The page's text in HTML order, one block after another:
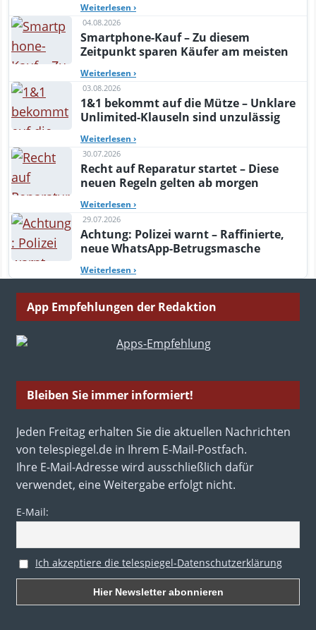
Weiterlesen ›
04.08.2026
Smartphone-Kauf – Zu diesem
Zeitpunkt sparen Käufer am meisten
Weiterlesen ›
03.08.2026
1&1 bekommt auf die Mütze – Unklare
Unlimited-Klauseln sind unzulässig
Weiterlesen ›
30.07.2026
Recht auf Reparatur startet – Diese
neuen Regeln gelten ab morgen
Weiterlesen ›
29.07.2026
Achtung: Polizei warnt – Raffinierte,
neue WhatsApp-Betrugsmasche
Weiterlesen ›
App Empfehlungen der Redaktion
Bleiben Sie immer informiert!
Jeden Freitag erhalten Sie die aktuellen Nachrichten
von telespiegel.de in Ihrem E-Mail-Postfach.
Ihre E-Mail-Adresse wird ausschließlich dafür
verwendet, eine Weitergabe erfolgt nicht.
E-Mail:
Ich akzeptiere die telespiegel-Datenschutzerklärung